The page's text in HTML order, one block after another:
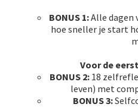
BONUS 1:Alle dagen
hoe sneller je start
Voor de
BONUS 2: 18
leven) met
BONUS 3: